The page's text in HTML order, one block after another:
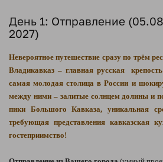
День 1: Отправление
2027)
Невероятное путешествие сразу по трём
Владикавказ – главная русская
самая молодая столица в России и
между ними – залитые солнцем долины и
пики Большого Кавказа, уникальная
требующая представления кавказская
гостеприимство!